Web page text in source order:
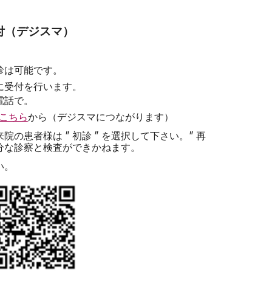
デジスマ）
可能です。
受付を行います。
話で。
こちらから（デジスマにつながります）
の患者様は ″ 初診 ″ を選択して下さい。″ 再
診察と検査ができかねます。